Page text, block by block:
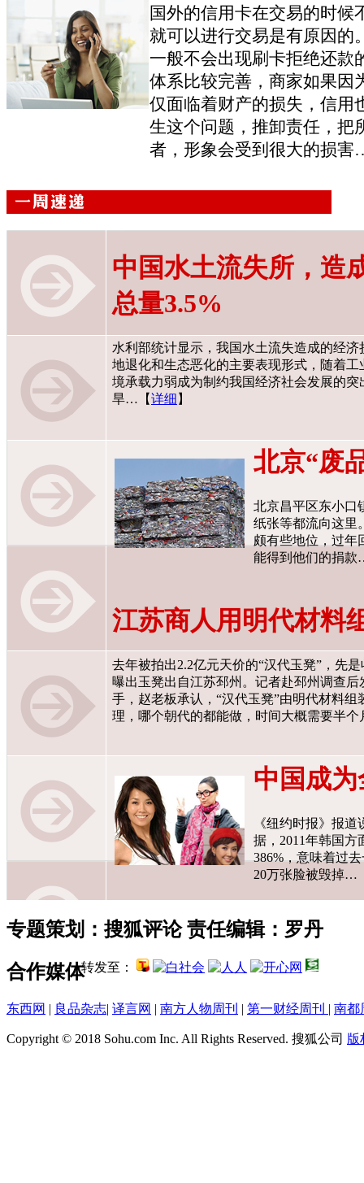
国外的信用卡在交易的时候
就可以进行交易是有原因的
一般不会出现刷卡拒绝还款
体系比较完善，商家如果因
仅面临着财产的损失，信用
生这个问题，推卸责任，把
者，形象会受到很大的损
中国水土流失所，造
总量3.5%
水利部统计显示，我国水土流失造成的经
地退化和生态恶化的主要表现形式，随着
境承载力弱成为制约我国经济社会发展的
旱…【详细 】
北京“废
北京昌平区东小口
纸张等都流向这里
颇有些地位，过年
能得到他们的捐
江苏商人用明代材料
去年被拍出2.2亿元天价的“汉代玉凳”，先
曝出玉凳出自江苏邳州。记者赴邳州调查
手，赵老板承认，“汉代玉凳”由明代材料
理，哪个朝代的都能做，时间大概需要半
中国成
《纽约时报》报
据，2011年韩国方
386%，意味着过
20万张脸被毁掉…
专题策划：搜狐评论 责任编辑：罗丹
转发至：
合作媒体
东西网 | 良品杂志| 译言网 | 南方人物周刊 | 第一财经周刊 | 南都
Copyright © 2018 Sohu.com Inc. All Rights Reserved. 搜狐公司 版